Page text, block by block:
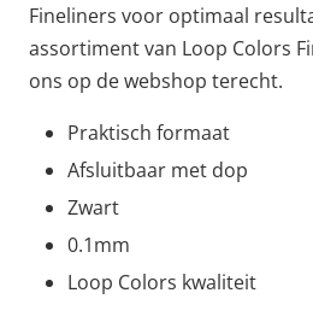
Fineliners voor optimaal
assortiment van Loop Colors
ons op de webshop terecht.
Praktisch formaat
Afsluitbaar met dop
Zwart
0.1mm
Loop Colors kwaliteit